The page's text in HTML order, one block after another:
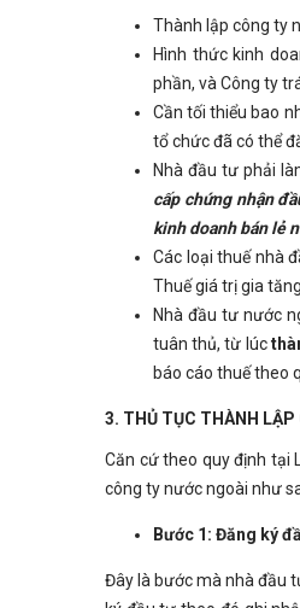
Thành lập công ty
Hình thức kinh
phần, và Công ty
Cần tối thiểu bao
tổ chức đã có thể
Nhà đầu tư phải
cấp chứng nhận
kinh doanh bán lẻ
Các loại thuế nhà
Thuế giá trị gia
Nhà đầu tư nước
tuân thủ, từ lúc
báo cáo thuế theo
3. THỦ TỤC THÀNH LẬP
Căn cứ theo quy định tại
công ty nước ngoài như
Bước 1: Đăng ký
Đây là bước mà nhà đầu